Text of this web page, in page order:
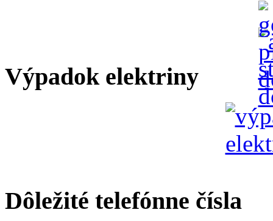
Výpadok elektriny
Dôležité telefónne čísla